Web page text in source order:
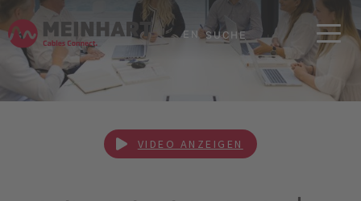
Skip to main content
Skip to page footer
EN SUCHE
VIDEO ANZEIGEN